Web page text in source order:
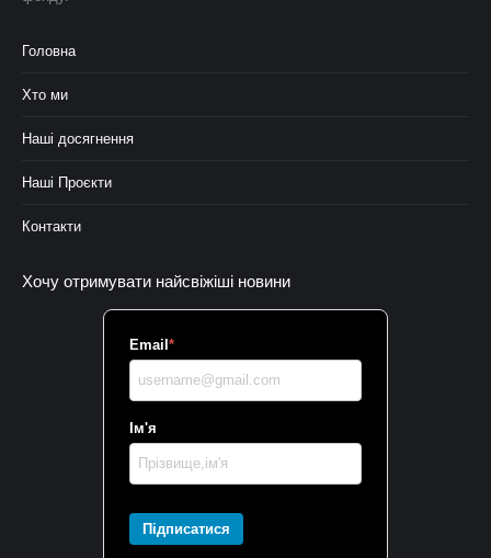
Головна
Хто ми
Наші досягнення
Наші Проєкти
Контакти
Хочу отримувати найсвіжіші новини
Email *
Ім'я
Підписатися